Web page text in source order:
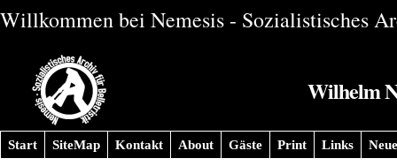
Willkommen bei Nemesis - Sozialistisches
Wilhelm
Start SiteMap Kontakt About Gäste Print Links